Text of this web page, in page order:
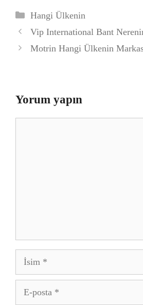
Kategoriler
Hangi Ülkenin
Vip International Bant
Motrin Hangi Ülkenin
Yorum yapın
İsim
posta